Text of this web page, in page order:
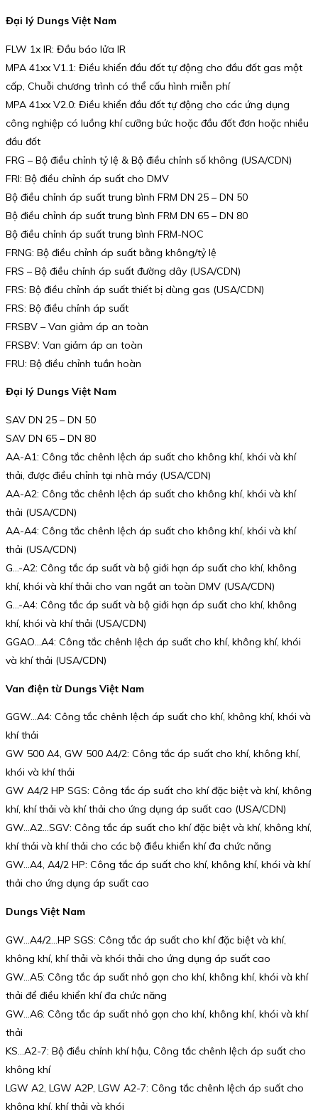
Đại lý Dungs Việt Nam
FLW 1x IR: Đầu báo lửa IR
MPA 41xx V1.1: Điều khiển đầu đốt tự động cho đầu đốt gas một
cấp, Chuỗi chương trình có thể cấu hình miễn phí
MPA 41xx V2.0: Điều khiển đầu đốt tự động cho các ứng dụng
công nghiệp có luồng khí cưỡng bức hoặc đầu đốt đơn hoặc nhiều
đầu đốt
FRG – Bộ điều chỉnh tỷ lệ & Bộ điều chỉnh số không (USA/CDN)
FRI: Bộ điều chỉnh áp suất cho DMV
Bộ điều chỉnh áp suất trung bình FRM DN 25 – DN 50
Bộ điều chỉnh áp suất trung bình FRM DN 65 – DN 80
Bộ điều chỉnh áp suất trung bình FRM-NOC
FRNG: Bộ điều chỉnh áp suất bằng không/tỷ lệ
FRS – Bộ điều chỉnh áp suất đường dây (USA/CDN)
FRS: Bộ điều chỉnh áp suất thiết bị dùng gas (USA/CDN)
FRS: Bộ điều chỉnh áp suất
FRSBV – Van giảm áp an toàn
FRSBV: Van giảm áp an toàn
FRU: Bộ điều chỉnh tuần hoàn
Đại lý Dungs Việt Nam
SAV DN 25 – DN 50
SAV DN 65 – DN 80
AA-A1: Công tắc chênh lệch áp suất cho không khí, khói và khí
thải, được điều chỉnh tại nhà máy (USA/CDN)
AA-A2: Công tắc chênh lệch áp suất cho không khí, khói và khí
thải (USA/CDN)
AA-A4: Công tắc chênh lệch áp suất cho không khí, khói và khí
thải (USA/CDN)
G…-A2: Công tắc áp suất và bộ giới hạn áp suất cho khí, không
khí, khói và khí thải cho van ngắt an toàn DMV (USA/CDN)
G…-A4: Công tắc áp suất và bộ giới hạn áp suất cho khí, không
khí, khói và khí thải (USA/CDN)
GGAO…A4: Công tắc chênh lệch áp suất cho khí, không khí, khói
và khí thải (USA/CDN)
Van điện từ Dungs Việt Nam
GGW…A4: Công tắc chênh lệch áp suất cho khí, không khí, khói và
khí thải
GW 500 A4, GW 500 A4/2: Công tắc áp suất cho khí, không khí,
khói và khí thải
GW A4/2 HP SGS: Công tắc áp suất cho khí đặc biệt và khí, không
khí, khí thải và khí thải cho ứng dụng áp suất cao (USA/CDN)
GW…A2…SGV: Công tắc áp suất cho khí đặc biệt và khí, không khí,
khí thải và khí thải cho các bộ điều khiển khí đa chức năng
GW…A4, A4/2 HP: Công tắc áp suất cho khí, không khí, khói và khí
thải cho ứng dụng áp suất cao
Dungs Việt Nam
GW…A4/2…HP SGS: Công tắc áp suất cho khí đặc biệt và khí,
không khí, khí thải và khói thải cho ứng dụng áp suất cao
GW…A5: Công tắc áp suất nhỏ gọn cho khí, không khí, khói và khí
thải để điều khiển khí đa chức năng
GW…A6: Công tắc áp suất nhỏ gọn cho khí, không khí, khói và khí
thải
KS…A2-7: Bộ điều chỉnh khí hậu, Công tắc chênh lệch áp suất cho
không khí
LGW A2, LGW A2P, LGW A2-7: Công tắc chênh lệch áp suất cho
không khí, khí thải và khói